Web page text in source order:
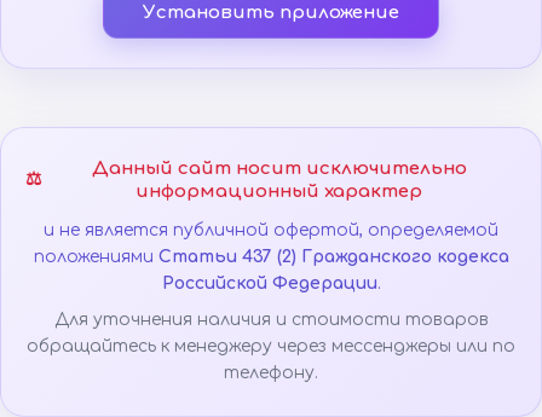
Установить приложение
⚖️
Данный сайт носит исключительно
информационный характер
и не является публичной офертой, определяемой
положениями Статьи 437 (2) Гражданского кодекса
Российской Федерации.
Для уточнения наличия и стоимости товаров
обращайтесь к менеджеру через мессенджеры или по
телефону.